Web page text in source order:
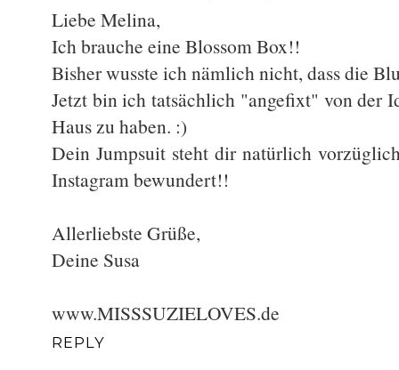
Liebe Melina,
Ich brauche eine Blossom Box!!
Bisher wusste ich nämlich nicht, dass die
Jetzt bin ich tatsächlich "angefixt" von der
Haus zu haben. :)
Dein Jumpsuit steht dir natürlich
Instagram bewundert!!
Allerliebste Grüße,
Deine Susa
www.MISSSUZIELOVES.de
REPLY